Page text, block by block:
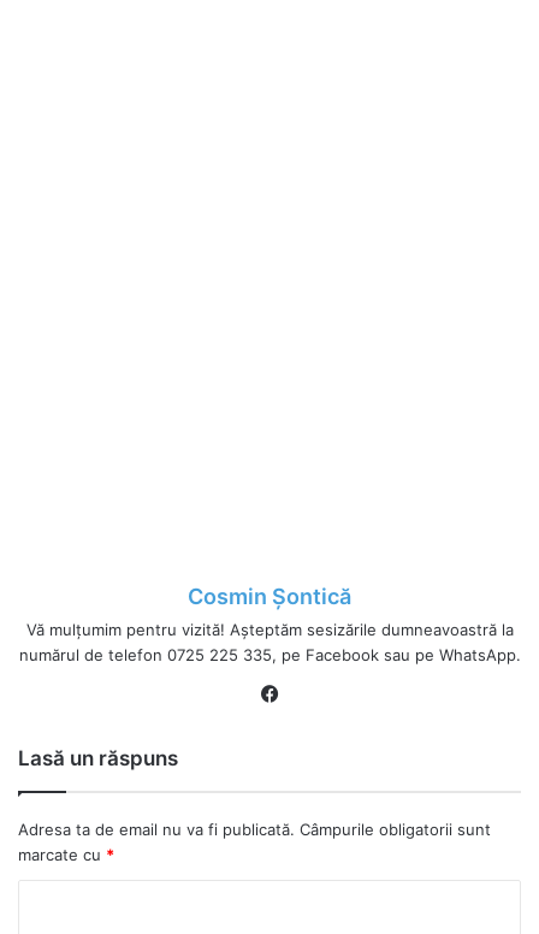
Cosmin Șontică
Vă mulțumim pentru vizită! Așteptăm sesizările dumneavoastră la
numărul de telefon 0725 225 335, pe Facebook sau pe WhatsApp.
Lasă un răspuns
Adresa ta de email nu va fi publicată. Câmpurile obligatorii sunt
marcate cu *